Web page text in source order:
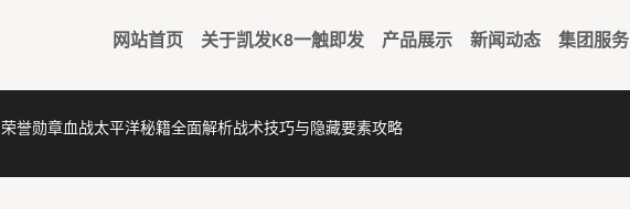
网站首页 关于凯发k8一触即发 产品展示 新闻动态 集团服务
荣誉勋章血战太平洋秘籍全面解析战术技巧与隐藏要素攻略